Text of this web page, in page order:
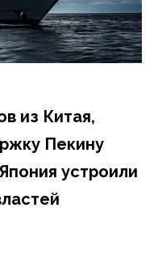
из Китая,
Пекину
устроили